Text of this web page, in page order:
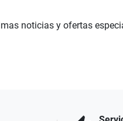
noticias y ofertas